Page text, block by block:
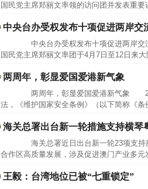
国民党主席郑丽文率领的访问团并发表重
中央台办受权发布十项促进两岸交
中央台办受权发布十项促进两岸交
国民党主席郑丽文率团于4月7日至12日来
两周年，彰显爱国爱港新气象
两周年，彰显爱国爱港新气象
法，《维护国家安全条例》（以下简称《
海关总署出台新一轮措施支持横琴
海关总署近日出台新一轮23项支持
合作区高质量发展，涉及促进澳门产业多
王毅：台湾地位已被“七重锁定”
这是一记警钟！